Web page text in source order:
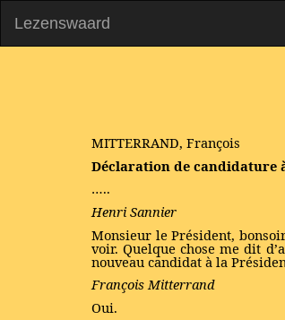
Lezenswaard
MITTERRAND, François
Déclaration de candidature
…..
Henri Sannier
Monsieur le Président,
voir. Quelque chose me dit
nouveau candidat à la
François Mitterrand
Oui.